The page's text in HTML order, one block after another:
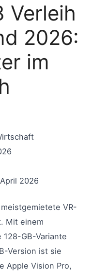
Verleih
2026:
im
2026
VR-
Mit einem
GB-Variante
Version ist sie
Apple Vision Pro,